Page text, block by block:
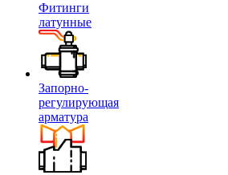
Фитинги
латунные
Запорно-
регулирующая
арматура